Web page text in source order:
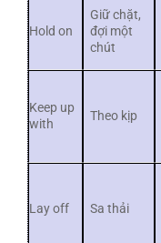
Hold on
Giữ chặt,
đợi một
chút
Keep up
with
Theo kịp
Lay off Sa thải